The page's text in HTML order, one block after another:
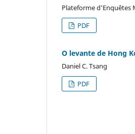
Plateforme d'Enquêtes
PDF
O levante de Hong
Daniel C. Tsang
PDF